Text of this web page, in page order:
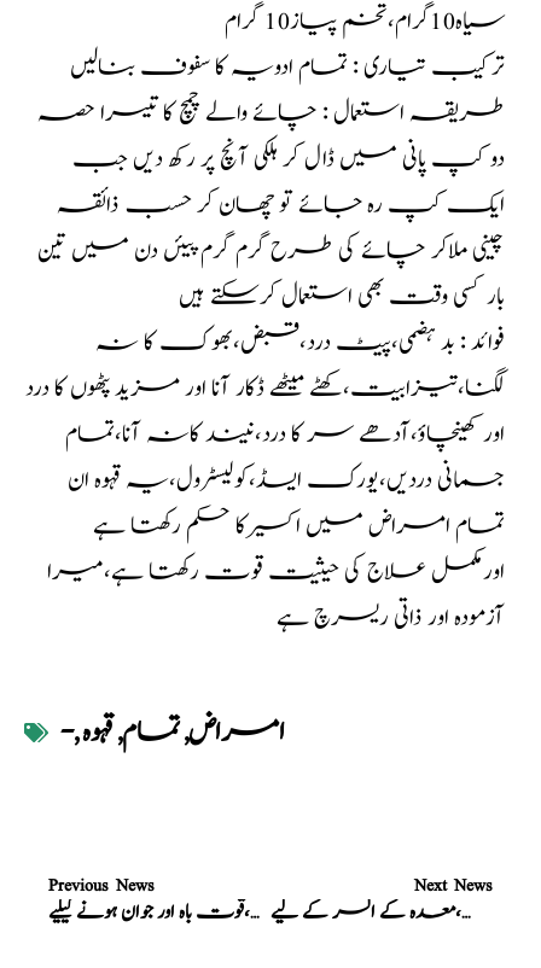
سیاہ10گرام،تخم پیاز10 گرام
ترکیب تیاری : تمام ادویہ کا سفوف بنالیں
طریقہ استعمال : چائے والے چمچ کا تیسرا حصہ
دو کپ پانی میں ڈال کر ہلکی آنچ پر رکھ دیں جب
ایک کپ رہ جائے تو چھان کر حسب ذائقہ
چینی ملاکر چائے کی طرح گرم گرم پیئں دن میں تین
بار کسی وقت بھی استعمال کرسکتے ہیں
فوائد : بد ہضمی،پیٹ درد،قبض،بھوک کا نہ
لگنا،تیزابیت،کھٹے میٹھے ڈکار آنا اور مزید پٹھوں کا درد
اور کھینچاؤ،آدھے سر کا درد،نیند کانہ آنا،تمام
جسمانی دردیں،یورک ایسڈ،کولیسٹرول،یہ قہوہ ان
تمام امراض میں اکسیر کا حکم رکھتا ہے
اورمکمل علاج کی حیثیت قوت رکھتا ہے،میرا
آزمودہ اور ذاتی ریسرچ ہے
-, امراض,تمام,قہوہ
Previous News
نسخہ،قوت باہ اور جوان ہونے کیلیے
Next News
نسخہ،معدہ کے السر کے لیے